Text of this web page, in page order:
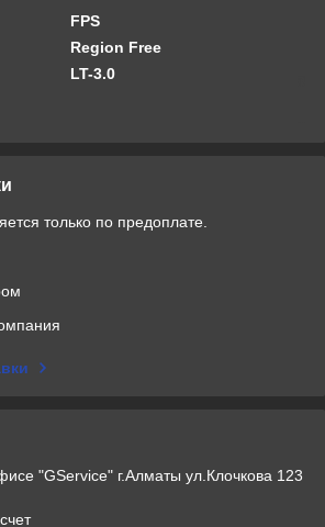
FPS
Region Free
LT-3.0
только по предоплате.
"GService" г.Алматы ул.Клочкова 123